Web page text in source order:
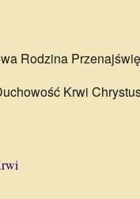
Rodzina
Krwi